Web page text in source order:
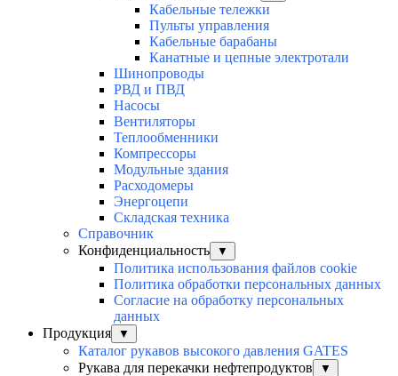
Кабельные тележки
Пульты управления
Кабельные барабаны
Канатные и цепные электротали
Шинопроводы
РВД и ПВД
Насосы
Вентиляторы
Теплообменники
Компрессоры
Модульные здания
Расходомеры
Энергоцепи
Складская техника
Справочник
Конфиденциальность
▼
Политика использования файлов cookie
Политика обработки персональных данных
Согласие на обработку персональных
данных
Продукция
▼
Каталог рукавов высокого давления GATES
Рукава для перекачки нефтепродуктов
▼